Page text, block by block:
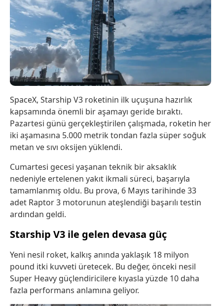
SpaceX, Starship V3 roketinin ilk uçuşuna hazırlık
kapsamında önemli bir aşamayı geride bıraktı.
Pazartesi günü gerçekleştirilen çalışmada, roketin her
iki aşamasına 5.000 metrik tondan fazla süper soğuk
metan ve sıvı oksijen yüklendi.
Cumartesi gecesi yaşanan teknik bir aksaklık
nedeniyle ertelenen yakıt ikmali süreci, başarıyla
tamamlanmış oldu. Bu prova, 6 Mayıs tarihinde 33
adet Raptor 3 motorunun ateşlendiği başarılı testin
ardından geldi.
Starship V3 ile gelen devasa güç
Yeni nesil roket, kalkış anında yaklaşık 18 milyon
pound itki kuvveti üretecek. Bu değer, önceki nesil
Super Heavy güçlendiricilere kıyasla yüzde 10 daha
fazla performans anlamına geliyor.